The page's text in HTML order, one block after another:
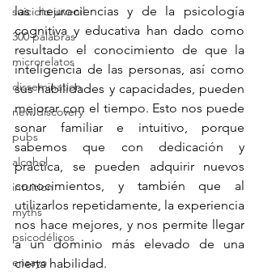
suicidio juvenil
300 palabras
microrelatos
dissemination
new discovery
pubs
alcohol
intuition
myths
psicodélicos
ensayo
las neurociencias y de la psicología
cognitiva y educativa han dado como
resultado el conocimiento de que la
inteligencia de las personas, así como
sus habilidades y capacidades, pueden
mejorar con el tiempo. Esto nos puede
sonar familiar e intuitivo, porque
sabemos que con dedicación y
práctica, se pueden adquirir nuevos
conocimientos, y también que al
utilizarlos repetidamente, la experiencia
nos hace mejores, y nos permite llegar
a un dominio más elevado de una
cierta habilidad.